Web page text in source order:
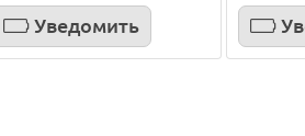
Уведомить